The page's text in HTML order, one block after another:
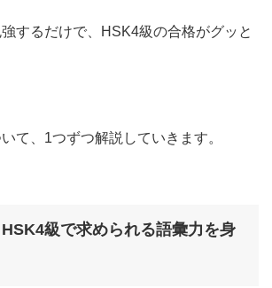
するだけで、HSK4級の合格がグッと
て、1つずつ解説していきます。
級で求められる語彙力を身